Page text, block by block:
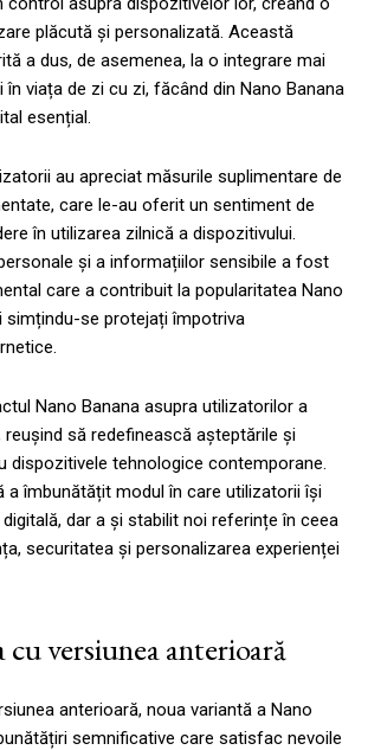
plăcută și personalizată. Această
a dus, de asemenea, la o integrare mai
în viața de zi cu zi, făcând din Nano Banana
esențial.
au apreciat măsurile suplimentare de
care le-au oferit un sentiment de
în utilizarea zilnică a dispozitivului.
și a informațiilor sensibile a fost
care a contribuit la popularitatea Nano
simțindu-se protejați împotriva
Nano Banana asupra utilizatorilor a
să redefinească așteptările și
dispozitivele tehnologice contemporane.
a îmbunătățit modul în care utilizatorii își
dar a și stabilit noi referințe în ceea
securitatea și personalizarea experienței
versiunea anterioară
anterioară, noua variantă a Nano
semnificative care satisfac nevoile